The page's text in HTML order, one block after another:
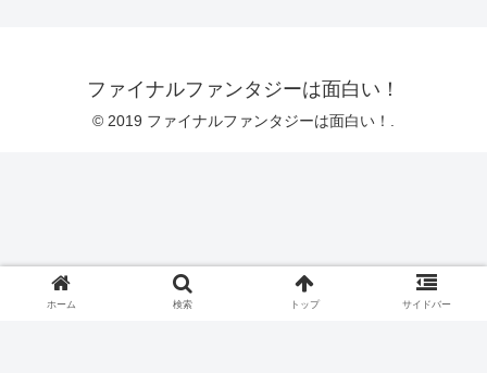
ファイナルファンタジーは面白い！
© 2019 ファイナルファンタジーは面白い！.
ホーム 検索 トップ サイドバー